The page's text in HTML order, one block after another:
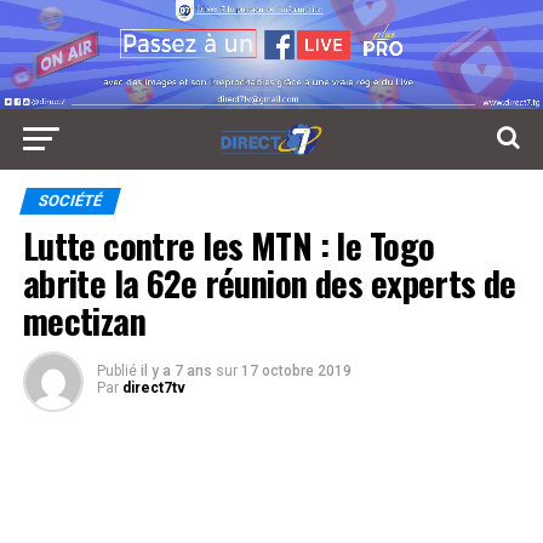
SOCIÉTÉ
Lutte contre les MTN : le Togo
abrite la 62e réunion des experts de
mectizan
Publié il y a 7 ans sur 17 octobre 2019
Par direct7tv